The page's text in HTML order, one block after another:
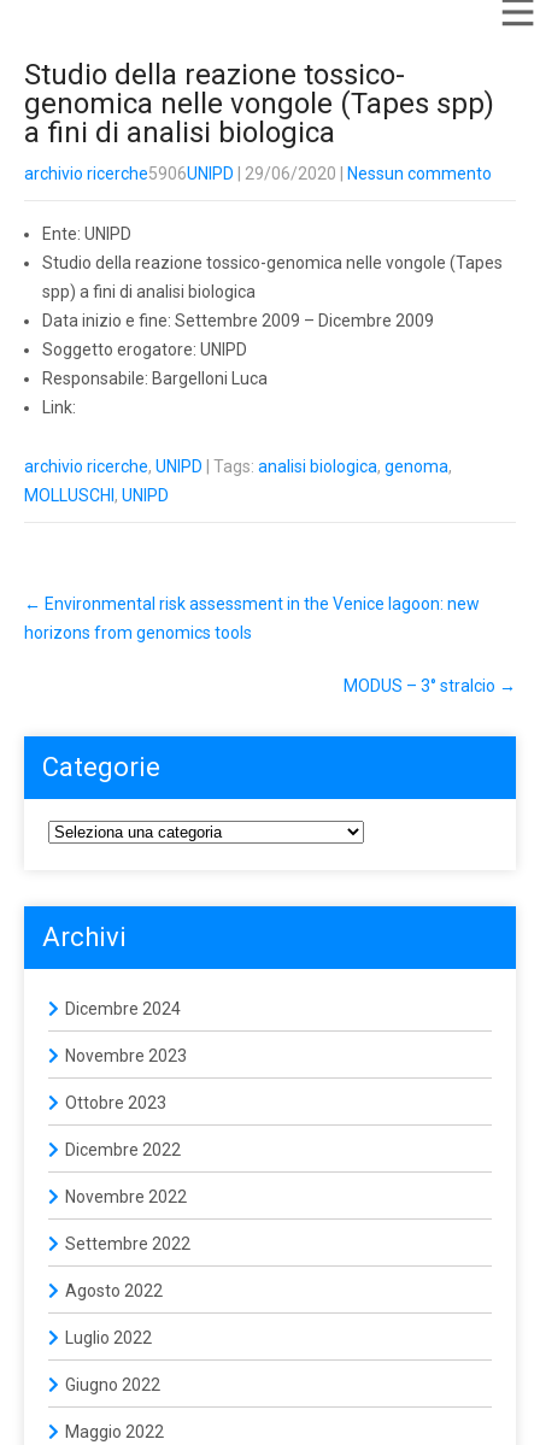
Studio della reazione tossico-
genomica nelle vongole (Tapes spp)
a fini di analisi biologica
archivio ricerche5906UNIPD | 29/06/2020 Nessun commento
Ente: UNIPD
Studio della reazione tossico-genomica nelle vongole (Tapes
spp) a fini di analisi biologica
Data inizio e fine: Settembre 2009 – Dicembre 2009
Soggetto erogatore: UNIPD
Responsabile: Bargelloni Luca
Link:
archivio ricerche, UNIPD | Tags: analisi biologica, genoma,
MOLLUSCHI , UNIPD
← Environmental risk assessment in the Venice lagoon: new
horizons from genomics tools
MODUS – 3° stralcio →
Categorie
Archivi
Dicembre 2024
Novembre 2023
Ottobre 2023
Dicembre 2022
Novembre 2022
Settembre 2022
Agosto 2022
Luglio 2022
Giugno 2022
Maggio 2022